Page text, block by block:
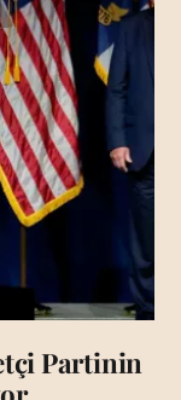
Partinin